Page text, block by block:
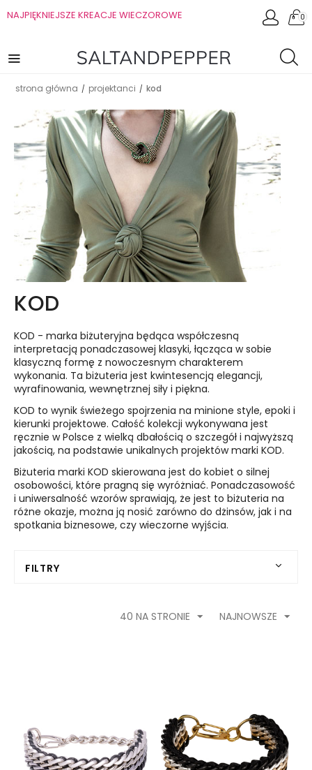
NAJPIĘKNIEJSZE KREACJE WIECZOROWE 0
strona główna / projektanci / kod
KOD
KOD - marka biżuteryjna będąca współczesną
interpretacją ponadczasowej klasyki, łącząca w sobie
klasyczną formę z nowoczesnym charakterem
wykonania. Ta biżuteria jest kwintesencją elegancji,
wyrafinowania, wewnętrznej siły i piękna.
KOD to wynik świeżego spojrzenia na minione style, epoki i
kierunki projektowe. Całość kolekcji wykonywana jest
ręcznie w Polsce z wielką dbałością o szczegół i najwyższą
jakością, na podstawie unikalnych projektów marki KOD.
Biżuteria marki KOD skierowana jest do kobiet o silnej
osobowości, które pragną się wyróżniać. Ponadczasowość
i uniwersalność wzorów sprawiają, że jest to biżuteria na
różne okazje, można ją nosić zarówno do dżinsów, jak i na
spotkania biznesowe, czy wieczorne wyjścia.
FILTRY
NAJNOWSZE
40 NA STRONIE